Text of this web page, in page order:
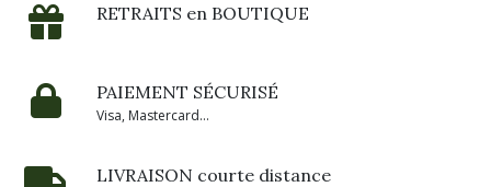
RETRAITS en BOUTIQUE
PAIEMENT SÉCURISÉ
Visa, Mastercard...
LIVRAISON courte distance